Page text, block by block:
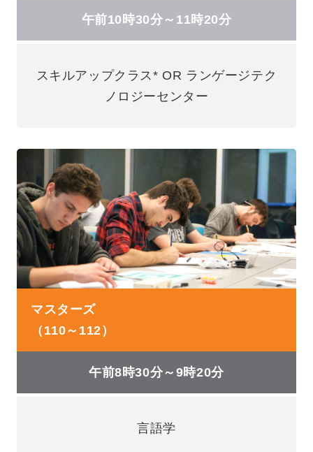
午前10時30分～11時20分
スキルアップクラス* OR ランゲージテク
ノロジーセンター
マスターズ
（110～112）
午前8時30分～9時20分
言語学